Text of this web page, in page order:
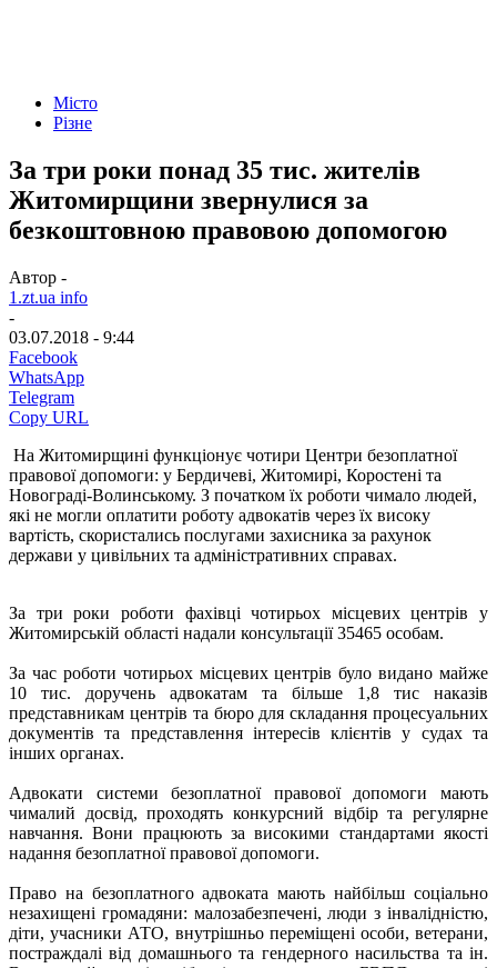
Місто
Різне
За три роки понад 35 тис. жителів
Житомирщини звернулися за
безкоштовною правовою допомогою
Автор -
1.zt.ua info
-
03.07.2018 - 9:44
Facebook
WhatsApp
Telegram
Copy URL
На Житомирщині функціонує чотири Центри безоплатної
правової допомоги: у Бердичеві, Житомирі, Коростені та
Новограді-Волинському. З початком їх роботи чимало людей,
які не могли оплатити роботу адвокатів через їх високу
вартість, скористались послугами захисника за рахунок
держави у цивільних та адміністративних справах.
За три роки роботи фахівці чотирьох місцевих центрів у
Житомирській області надали консультації 35465 особам.
За час роботи чотирьох місцевих центрів було видано майже
10 тис. доручень адвокатам та більше 1,8 тис наказів
представникам центрів та бюро для складання процесуальних
документів та представлення інтересів клієнтів у судах та
інших органах.
Адвокати системи безоплатної правової допомоги мають
чималий досвід, проходять конкурсний відбір та регулярне
навчання. Вони працюють за високими стандартами якості
надання безоплатної правової допомоги.
Право на безоплатного адвоката мають найбільш соціально
незахищені громадяни: малозабезпечені, люди з інвалідністю,
діти, учасники АТО, внутрішньо переміщені особи, ветерани,
постраждалі від домашнього та гендерного насильства та ін.